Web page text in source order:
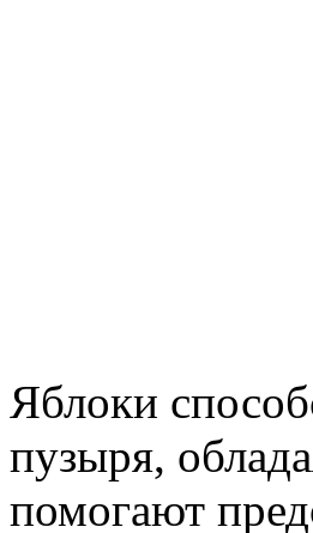
Яблоки
пузыря,
помогают